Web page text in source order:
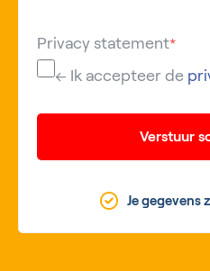
Privacy statement*
← Ik accepteer de
Verstuur
Je gegevens